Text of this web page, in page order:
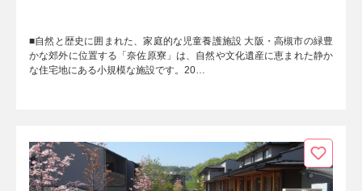
■自然と歴史に囲まれた、家庭的な児童養護施設 大阪・高槻市の緑豊
かな郊外に位置する「奈佐原寮」は、自然や文化遺産に恵まれた静か
な住宅地にある小規模な施設です。20…